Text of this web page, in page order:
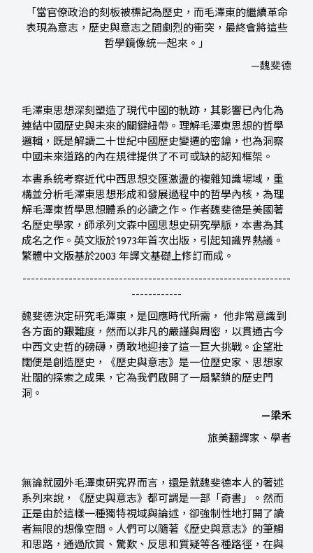
「當官僚政治的刻板被標記為歷史，而毛澤東的繼續革命
表現為意志，歷史與意志之間劇烈的衝突，最終會將這些
哲學鏡像統一起來。」
—魏斐德
毛澤東思想深刻塑造了現代中國的軌跡，其影響已內化為
連結中國歷史與未來的關鍵紐帶。理解毛澤東思想的哲學
邏輯，既是解讀二十世紀中國歷史變遷的密鑰，也為洞察
中國未來道路的內在規律提供了不可或缺的認知框架。
本書系統考察近代中西思想交匯激盪的複雜知識場域，重
構並分析毛澤東思想形成和發展過程中的哲學內核，為理
解毛澤東哲學思想體系的必讀之作。作者魏斐德是美國著
名歷史學家，師承列文森中國思想史研究學脈，本書為其
成名之作。英文版於1973年首次出版，引起知識界熱議。
繁體中文版基於2003 年譯文基礎上修訂而成。
----------------------------------------------------------------
------------
魏斐德決定研究毛澤東，是回應時代所需， 他非常意識到
各方面的艱難度，然而以非凡的嚴謹與周密，以貫通古今
中西文史哲的磅礴，勇敢地迎接了這一巨大挑戰。企望壯
闊便是創造歷史，《歷史與意志》是一位歷史家、思想家
壯闊的探索之成果，它為我們啟開了一扇緊鎖的歷史門
洞。
—梁禾
旅美翻譯家、學者
無論就國外毛澤東研究界而言，還是就魏斐德本人的著述
系列來說，《歷史與意志》都可謂是一部「奇書」。然而
正是由於這樣一種獨特視域與論述，卻強制性地打開了讀
者無限的想像空間。人們可以隨著《歷史與意志》的筆觸
和思路，通過欣賞、驚歎、反思和質疑等各種路徑，在與